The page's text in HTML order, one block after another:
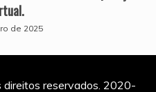
de 2025
direitos reservados. 2020-